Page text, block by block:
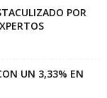
POR
UN 3,33% EN